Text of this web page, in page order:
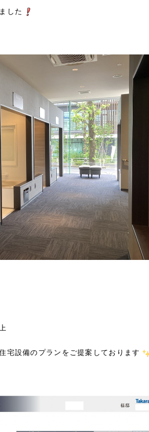
した
宅設備のプランをご提案しております